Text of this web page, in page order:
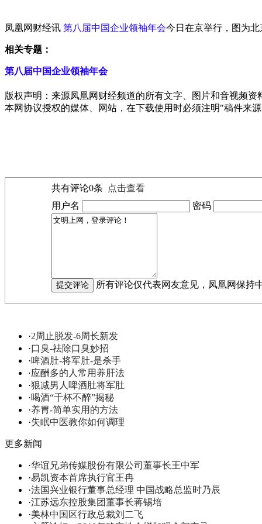
凤凰网财经讯 第八届中国企业领袖年会今日在京举行，图为
相关专题：
第八届中国企业领袖年会
版权声明：来源凤凰网财经频道的所有文字、图片和音视频
本网协议授权的媒体、网站，在下载使用时必须注明"稿件来
共有评论0条
点击查看
用户名
密码
所有评论仅代表网友意见，凤凰网保持
·2周止脱发-6周长新发
·口臭-祛除口臭妙招
·啤酒肚-将军肚-是杀手
·应酬多的人常用养肝法
·狠减男人啤酒肚将军肚
·喝酒“千杯不醉”揭秘
·养胃-简单实用的方法
·失眠中医教你如何调理
更多新闻
·华谊兄弟传媒股份有限公司董事长王中军
·易凯资本首席执行官王冉
·法国兴业银行董事总经理 中国战略总监时乃辰
·江苏远东控股集团董事长蒋锡培
·美林中国区行政总裁刘二飞